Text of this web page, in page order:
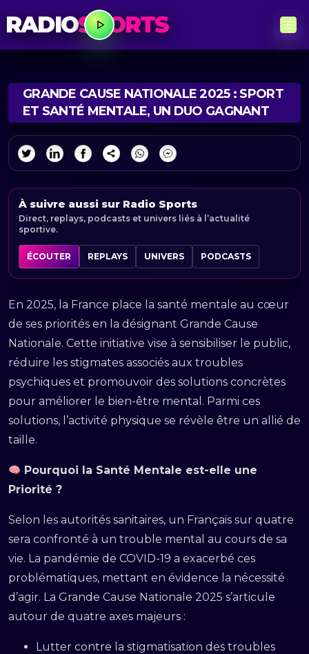
RADIOSPORTS
GRANDE CAUSE NATIONALE 2025 : SPORT
ET SANTÉ MENTALE, UN DUO GAGNANT
À suivre aussi sur Radio Sports
Direct, replays, podcasts et univers liés à l’actualité
sportive.
ÉCOUTER REPLAYS UNIVERS PODCASTS
En 2025, la France place la santé mentale au cœur
de ses priorités en la désignant Grande Cause
Nationale. Cette initiative vise à sensibiliser le public,
réduire les stigmates associés aux troubles
psychiques et promouvoir des solutions concrètes
pour améliorer le bien-être mental. Parmi ces
solutions, l’activité physique se révèle être un allié de
taille.
Pourquoi la Santé Mentale est-elle une
Priorité ?
Selon les autorités sanitaires, un Français sur quatre
sera confronté à un trouble mental au cours de sa
vie. La pandémie de COVID-19 a exacerbé ces
problématiques, mettant en évidence la nécessité
d’agir. La Grande Cause Nationale 2025 s’articule
autour de quatre axes majeurs :
Lutter contre la stigmatisation des troubles